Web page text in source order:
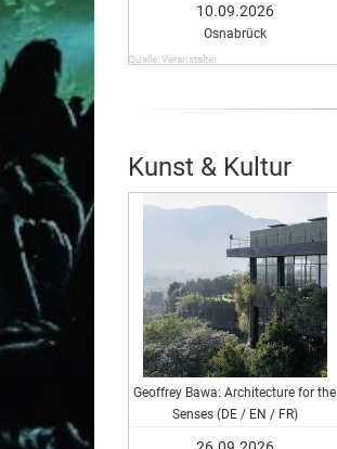
10.09.2026
Osnabrück
Quelle: Veranstalter
Kunst & Kultur
Geoffrey Bawa: Architecture for the
Senses (DE / EN / FR)